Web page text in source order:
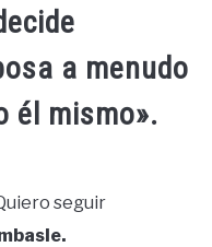
a menudo
él mismo».
seguir